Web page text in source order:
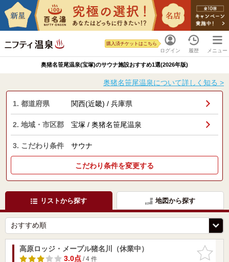
ログイン
購入済チケットはこちら
履歴 メニュー
奥猪名笹尾温泉(宝塚)のサウナ施設おすすめ1選(2026年版)
奥猪名笹尾温泉について詳しく知る >
1. 都道府県 関西(近畿) / 兵庫県
2. 地域・市区郡 宝塚 / 奥猪名笹尾温泉
3. こだわり条件 サウナ
こだわり条件を変更する
リストから探す 地図から探す
お気に入
りに追加
高原ロッジ・メープル猪名川（休業中）
3.0点/ 4 件